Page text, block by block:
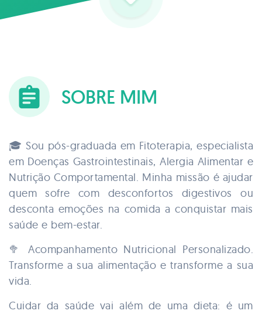
SOBRE MIM
🎓 Sou pós-graduada em Fitoterapia, especialista
em Doenças Gastrointestinais, Alergia Alimentar e
Nutrição Comportamental. Minha missão é ajudar
quem sofre com desconfortos digestivos ou
desconta emoções na comida a conquistar mais
saúde e bem-estar.
🥦 Acompanhamento Nutricional Personalizado.
Transforme a sua alimentação e transforme a sua
vida.
Cuidar da saúde vai além de uma dieta: é um